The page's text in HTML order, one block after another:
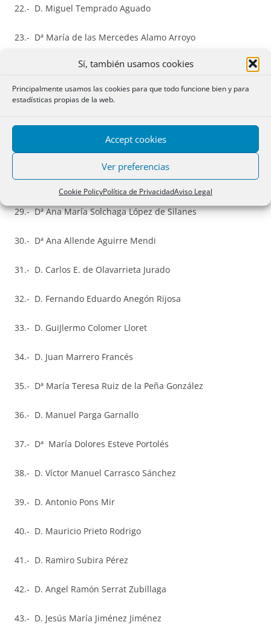
Sí, también usamos cookies
Principalmente usamos las cookies para que todo funcione bien y para
estadísticas propias de la web.
Accept cookies
Ver preferencias
Cookie PolicyPolítica de PrivacidadAviso Legal
22.- D. Miguel Temprado Aguado
23.- Dª María de las Mercedes Alamo Arroyo
24.- D. Francisco de Asís Palacios Criado
25.- D. José Ignacio Martín Alías
26.- Dª María Carolina Martinez Fernández
27.- D. José Carlos González Morán
28.- Dª María Elena Calvo Fernández
29.- Dª Ana María Solchaga López de Silanes
30.- Dª Ana Allende Aguirre Mendi
31.- D. Carlos E. de Olavarrieta Jurado
32.- D. Fernando Eduardo Anegón Rijosa
33.- D. GuiJlermo Colomer Lloret
34.- D. Juan Marrero Francés
35.- Dª María Teresa Ruiz de la Peña González
36.- D. Manuel Parga Garnallo
37.- Dª María Dolores Esteve Portolés
38.- D. Víctor Manuel Carrasco Sánchez
39.- D. Antonio Pons Mir
40.- D. Mauricio Prieto Rodrigo
41.- D. Ramiro Subira Pérez
42.- D. Angel Ramón Serrat Zubíllaga
43.- D. Jesús María Jiménez Jiménez